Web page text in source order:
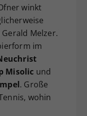
winkt
Melzer.
im
Misolic und
. Große
wohin